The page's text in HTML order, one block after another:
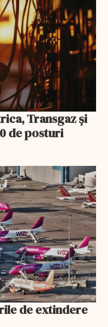
Transgaz și
de posturi
de extindere